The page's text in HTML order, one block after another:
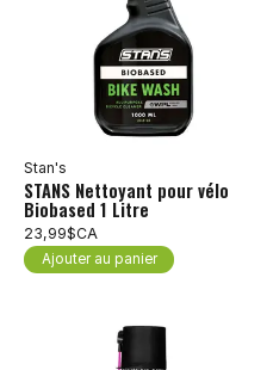
Stan's
STANS Nettoyant pour vélo
Biobased 1 Litre
23,99$CA
Ajouter au panier